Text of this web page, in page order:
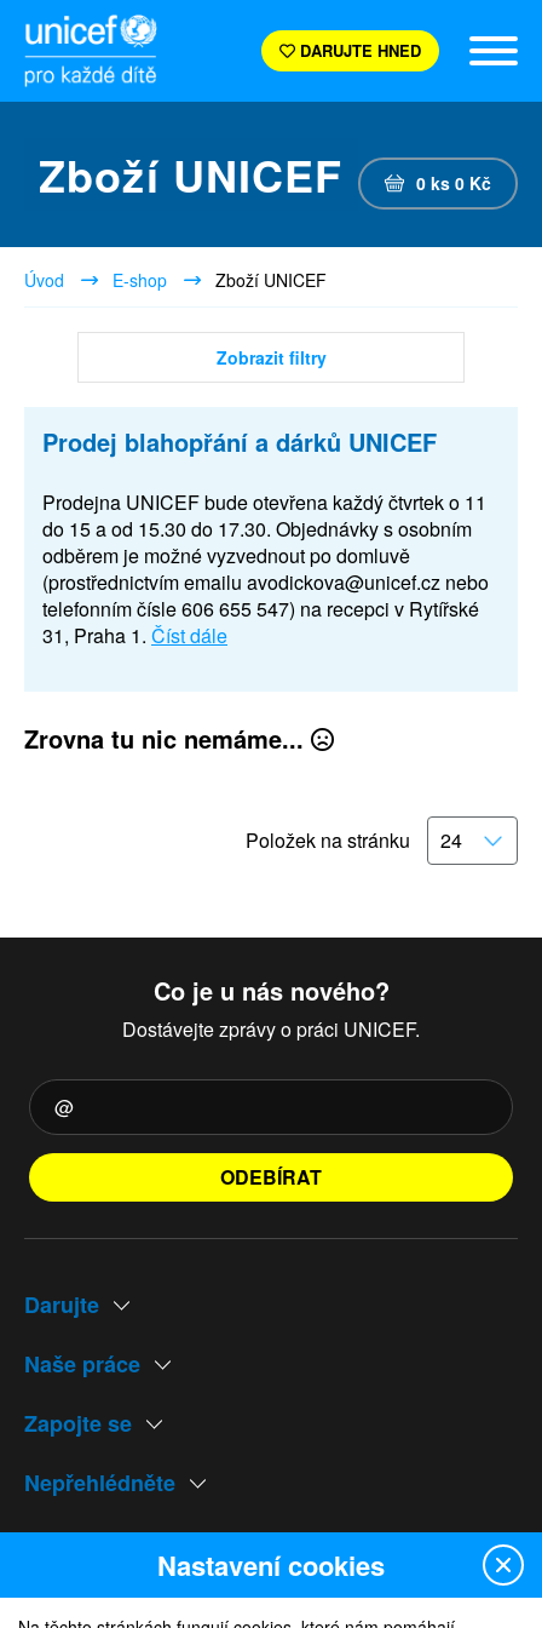
DARUJTE HNED
Zboží UNICEF 0 ks 0 Kč
Úvod E-shop Zboží UNICEF
Zobrazit filtry
Prodej blahopřání a dárků UNICEF
Prodejna UNICEF bude otevřena každý čtvrtek o 11
do 15 a od 15.30 do 17.30. Objednávky s osobním
odběrem je možné vyzvednout po domluvě
(prostřednictvím emailu avodickova@unicef.cz nebo
telefonním čísle 606 655 547) na recepci v Rytířské
31, Praha 1. Číst dále
Zrovna tu nic nemáme...
Položek na stránku
Co je u nás nového?
Dostávejte zprávy o práci UNICEF.
ODEBÍRAT
Darujte
Naše práce
Zapojte se
Nepřehlédněte
Naše weby
Nastavení cookies